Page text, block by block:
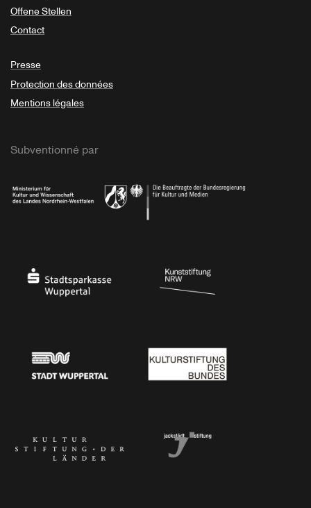
Offene Stellen
Contact
Presse
Protection des données
Mentions légales
Subventionné par